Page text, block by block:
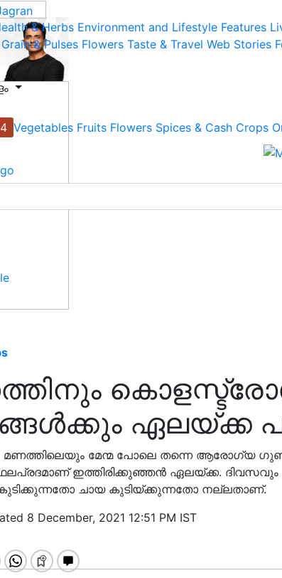
& Herbs Environment and Lifestyle Features
Grain & Pulses Flowers Taste & Travel Web Stories
Vegetables Fruits Flowers Spices & Cash Crops
ഏലയ്ക്ക
മണത്തിലെയും മേന്മ പോലെ തന്നെ ആരോഗ്യ
ഇത്തിരിക്കുഞ്ഞൻ ഏലയ്ക്ക.
കുടിക്കുന്നതോ ചായ കുടിയ്ക്കുന്നതോ നല്ലതാണ്.
8 December, 2021 12:51 PM IST